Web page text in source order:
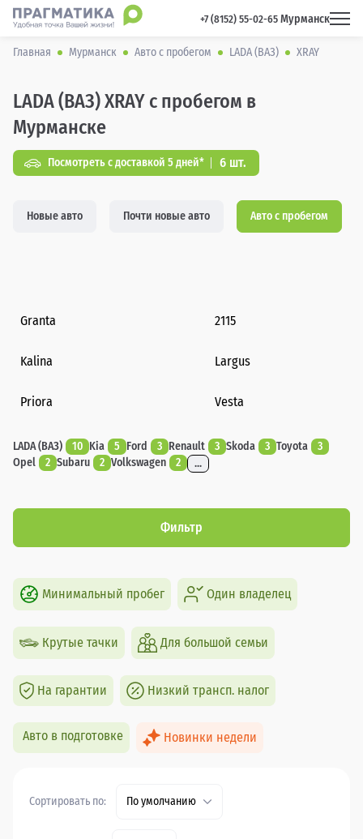
+7 (8152) 55-02-65 Мурманск
Главная Мурманск Авто с пробегом LADA (ВАЗ) XRAY
LADA (ВАЗ) XRAY с пробегом в
Мурманске
Посмотреть с доставкой 5 дней* 6 шт.
Новые авто Почти новые авто Авто с пробегом
Granta 2115
Kalina Largus
Priora Vesta
LADA (ВАЗ) 10 Kia 5 Ford 3 Renault 3 Skoda 3 Toyota
3
Opel
2 Subaru 2 Volkswagen 2 ...
Фильтр
Минимальный пробег Один владелец
Крутые тачки Для большой семьи
На гарантии Низкий трансп. налог
Авто в подготовке Новинки недели
Сортировать по: По умолчанию